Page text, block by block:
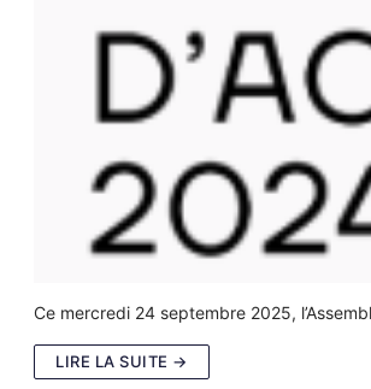
Ce mercredi 24 septembre 2025,
LIRE LA SUITE →